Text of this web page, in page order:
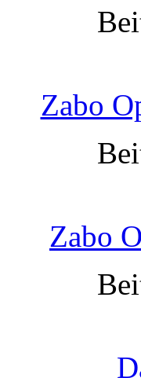
Zabo
Zabo